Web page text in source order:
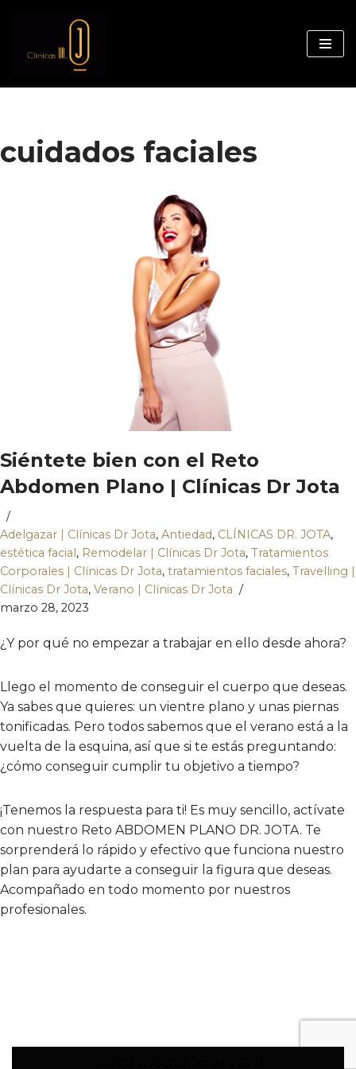
cuidados faciales
Siéntete bien con el Reto
Abdomen Plano | Clínicas Dr Jota
Adelgazar | Clínicas Dr Jota, Antiedad, CLÍNICAS DR. JOTA,
estética facial, Remodelar | Clínicas Dr Jota, Tratamientos
Corporales | Clínicas Dr Jota, tratamientos faciales, Travelling |
Clínicas Dr Jota, Verano | Clínicas Dr Jota
marzo 28, 2023
¿Y por qué no empezar a trabajar en ello desde ahora?
Llego el momento de conseguir el cuerpo que deseas.
Ya sabes que quieres: un vientre plano y unas piernas
tonificadas. Pero todos sabemos que el verano está a la
vuelta de la esquina, así que si te estás preguntando:
¿cómo conseguir cumplir tu objetivo a tiempo?
¡Tenemos la respuesta para ti! Es muy sencillo, actívate
con nuestro Reto ABDOMEN PLANO DR. JOTA. Te
sorprenderá lo rápido y efectivo que funciona nuestro
plan para ayudarte a conseguir la figura que deseas.
Acompañado en todo momento por nuestros
profesionales.